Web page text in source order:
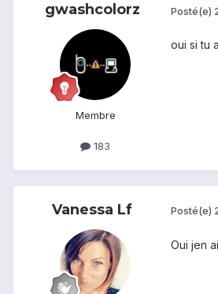
gwashcolorz
Membre
183
Posté(e)
oui si tu
Vanessa Lf Posté(e)
Oui jen